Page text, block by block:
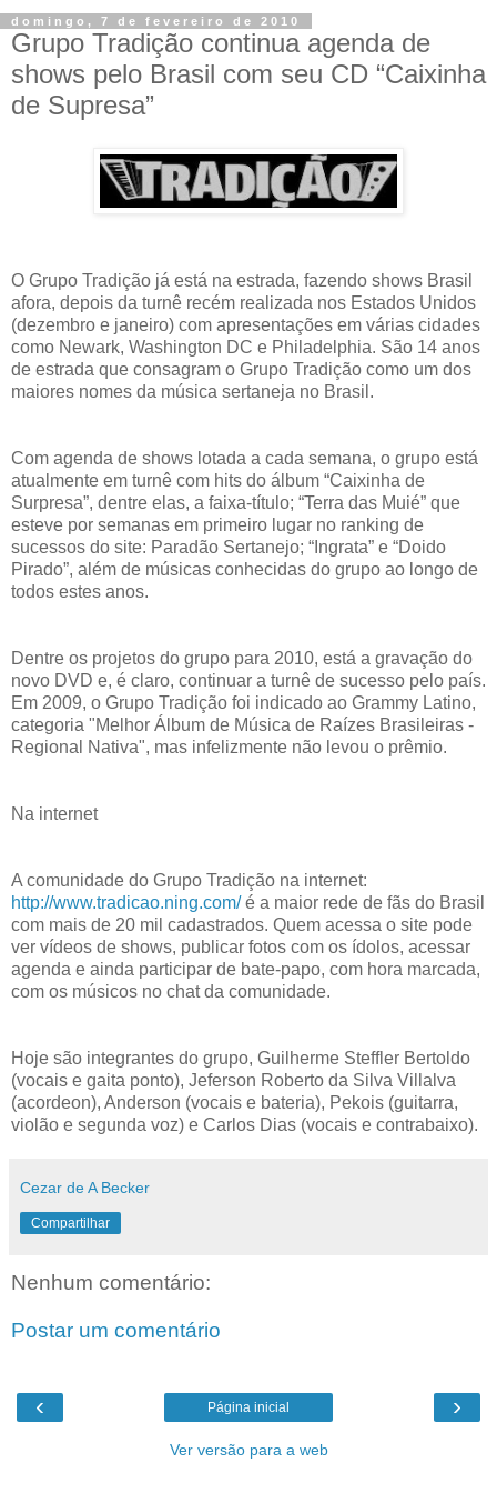
domingo, 7 de fevereiro de 2010
Grupo Tradição continua agenda de
shows pelo Brasil com seu CD “Caixinha
de Supresa”
O Grupo Tradição já está na estrada, fazendo shows Brasil
afora, depois da turnê recém realizada nos Estados Unidos
(dezembro e janeiro) com apresentações em várias cidades
como Newark, Washington DC e Philadelphia. São 14 anos
de estrada que consagram o Grupo Tradição como um dos
maiores nomes da música sertaneja no Brasil.
Com agenda de shows lotada a cada semana, o grupo está
atualmente em turnê com hits do álbum “Caixinha de
Surpresa”, dentre elas, a faixa-título; “Terra das Muié” que
esteve por semanas em primeiro lugar no ranking de
sucessos do site: Paradão Sertanejo; “Ingrata” e “Doido
Pirado”, além de músicas conhecidas do grupo ao longo de
todos estes anos.
Dentre os projetos do grupo para 2010, está a gravação do
novo DVD e, é claro, continuar a turnê de sucesso pelo país.
Em 2009, o Grupo Tradição foi indicado ao Grammy Latino,
categoria "Melhor Álbum de Música de Raízes Brasileiras -
Regional Nativa", mas infelizmente não levou o prêmio.
Na internet
A comunidade do Grupo Tradição na internet:
http://www.tradicao.ning.com/é a maior rede de fãs do Brasil
com mais de 20 mil cadastrados. Quem acessa o site pode
ver vídeos de shows, publicar fotos com os ídolos, acessar
agenda e ainda participar de bate-papo, com hora marcada,
com os músicos no chat da comunidade.
Hoje são integrantes do grupo, Guilherme Steffler Bertoldo
(vocais e gaita ponto), Jeferson Roberto da Silva Villalva
(acordeon), Anderson (vocais e bateria), Pekois (guitarra,
violão e segunda voz) e Carlos Dias (vocais e contrabaixo).
Cezar de A Becker
Compartilhar
Nenhum comentário:
Postar um comentário
‹ ›
Página inicial
Ver versão para a web